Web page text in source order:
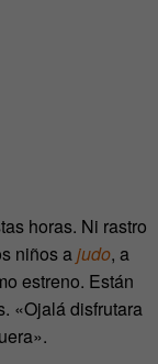
horas. Ni rastro
niños ajudo, a
estreno. Están
«Ojalá disfrutara